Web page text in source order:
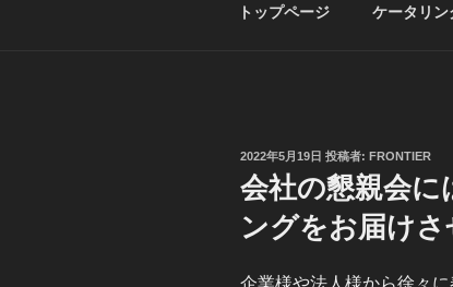
トップページ ケータリン
投
日:
2022年5月19日 投稿者: FRONTIER
会社の懇親会に
ングをお届けさ